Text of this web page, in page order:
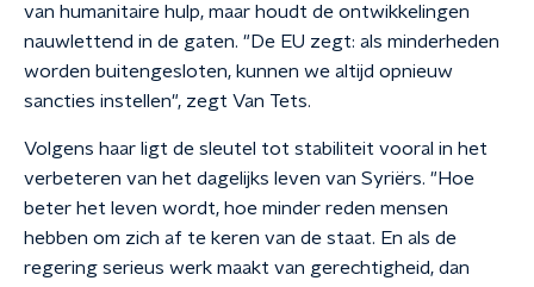
van humanitaire hulp, maar houdt de ontwikkelingen
nauwlettend in de gaten. "De EU zegt: als minderheden
worden buitengesloten, kunnen we altijd opnieuw
sancties instellen", zegt Van Tets.
Volgens haar ligt de sleutel tot stabiliteit vooral in het
verbeteren van het dagelijks leven van Syriërs. "Hoe
beter het leven wordt, hoe minder reden mensen
hebben om zich af te keren van de staat. En als de
regering serieus werk maakt van gerechtigheid, dan